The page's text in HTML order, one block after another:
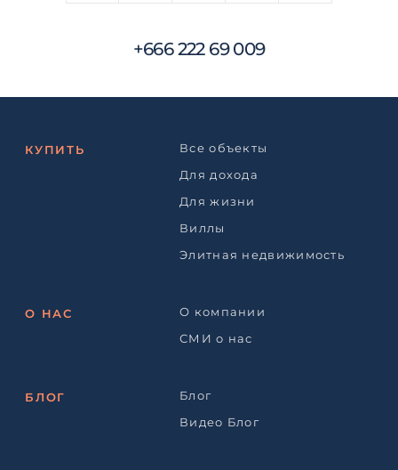
+666 222 69 009
КУПИТЬ
Все объекты
Для дохода
Для жизни
Виллы
Элитная недвижимость
О НАС
О компании
СМИ о нас
БЛОГ
Блог
Видео Блог